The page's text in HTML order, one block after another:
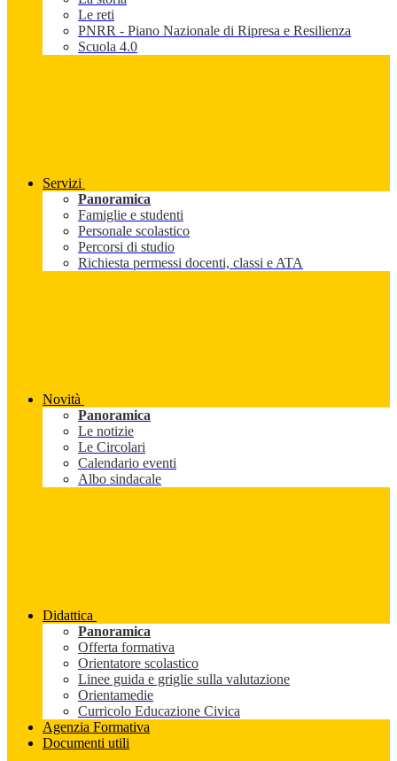
Le reti
PNRR - Piano Nazionale di Ripresa e Resilienza
Scuola 4.0
Servizi
Panoramica
Famiglie e studenti
Personale scolastico
Percorsi di studio
Richiesta permessi docenti, classi e ATA
Novità
Panoramica
Le notizie
Le Circolari
Calendario eventi
Albo sindacale
Didattica
Panoramica
Offerta formativa
Orientatore scolastico
Linee guida e griglie sulla valutazione
Orientamedie
Curricolo Educazione Civica
Agenzia Formativa
Documenti utili